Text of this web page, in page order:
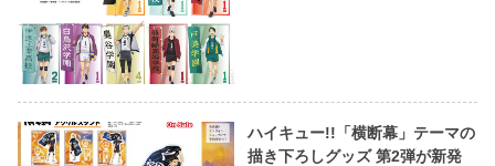
ハイキュー!!「横断幕」テーマの
描き下ろしグッズ 第2弾が新発